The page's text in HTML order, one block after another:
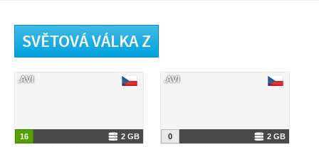
SVĚTOVÁ VÁLKA Z
16 2 GB
.AVI
0 2 GB
.AVI